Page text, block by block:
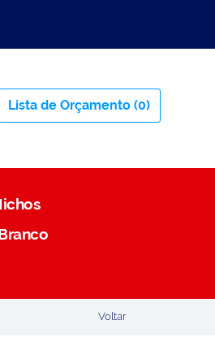
Lista de Orçamento (0)
Voltar